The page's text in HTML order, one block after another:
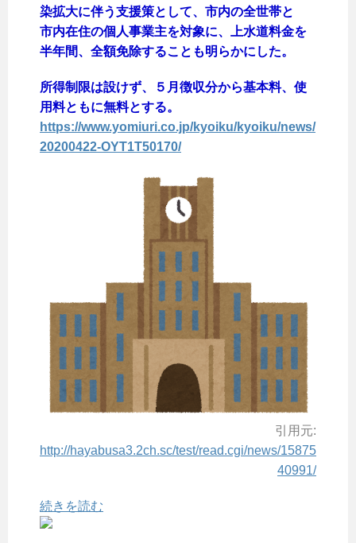
染拡大に伴う支援策として、市内の全世帯と
市内在住の個人事業主を対象に、上水道料金を
半年間、全額免除することも明らかにした。
所得制限は設けず、５月徴収分から基本料、使
用料ともに無料とする。
https://www.yomiuri.co.jp/kyoiku/kyoiku/news/
20200422-OYT1T50170/
引用元:
http://hayabusa3.2ch.sc/test/read.cgi/news/15875
40991/
続きを読む